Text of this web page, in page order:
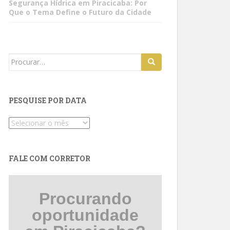
Segurança Hídrica em Piracicaba: Por
Que o Tema Define o Futuro da Cidade
Search
PESQUISE POR DATA
Pesquise
FALE COM CORRETOR
Procurando
oportunidade